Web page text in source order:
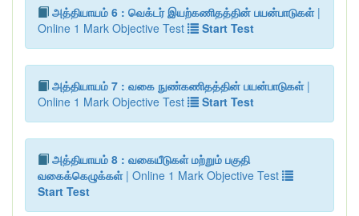
அத்தியாயம் 6 : வெக்டர் இயற்கணிதத்தின் பயன்பாடுகள்|
Online 1 Mark Objective Test
Start Test
அத்தியாயம் 7 : வகை நுண்கணிதத்தின் பயன்பாடுகள்|
Online 1 Mark Objective Test
Start Test
அத்தியாயம் 8 : வகையீடுகள் மற்றும் பகுதி
வகைக்கெழுக்கள்| Online 1 Mark Objective Test
Start Test